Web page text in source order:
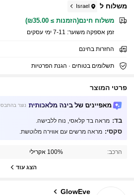
משלוח ל Israel
משלוח חינם(הזמנות ≥ ₪35.00)
זמן אספקה ​​משוער: 7-11 ימי עסקים
החזרות בחינם
תשלומים בטוחים · הגנת הפרטיות
פרטי המוצר
מאפיינים של בינה מלאכותית נוצר
בד: מראה בד קלאסי, נוח ללבישה.
סקסי: מראה מרשים עם אווירה מלוטשת.
הרכב: 100% אקרילי
הצג עוד
GlowEve
823K עוקבים